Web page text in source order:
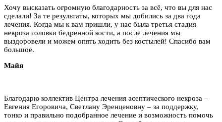
Хочу высказать огромную благодарность за всё, что вы для нас
сделали! За те результаты, которых мы добились за два года
лечения. Когда мы к вам пришли, у нас была третья стадия
некроза головки бедренной кости, а после лечения мы
выздоровели и можем опять ходить без костылей! Спасибо вам
большое.
Майя
Благодарю коллектив Центра лечения асептического некроза –
Евгения Егоровича, Светлану Эренценовну – за поддержку,
тонко и правильно подобранное лечение и возможность помочь